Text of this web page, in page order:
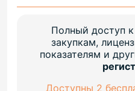
Полный доступ
закупкам,
показателям и
Доступны 2